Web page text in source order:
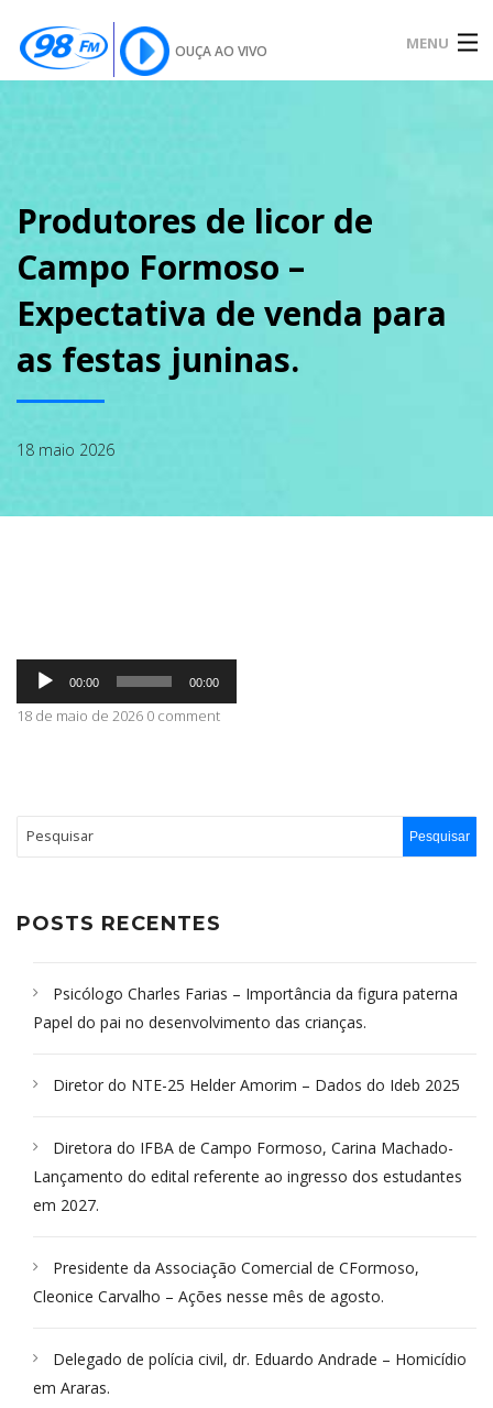
OUÇA AO VIVO MENU
SOBRE
NOTÍCIAS
PODCAST
GALERIA
Produtores de licor de
Campo Formoso –
Expectativa de venda para
as festas juninas.
18 maio 2026
Tocador
áudio
00:00 00:00
18 de maio de 2026 0 comment
POSTS RECENTES
Psicólogo Charles Farias – Importância da figura paterna
Papel do pai no desenvolvimento das crianças.
Diretor do NTE-25 Helder Amorim – Dados do Ideb 2025
Diretora do IFBA de Campo Formoso, Carina Machado-
Lançamento do edital referente ao ingresso dos estudantes
em 2027.
Presidente da Associação Comercial de CFormoso,
Cleonice Carvalho – Ações nesse mês de agosto.
Delegado de polícia civil, dr. Eduardo Andrade – Homicídio
em Araras.